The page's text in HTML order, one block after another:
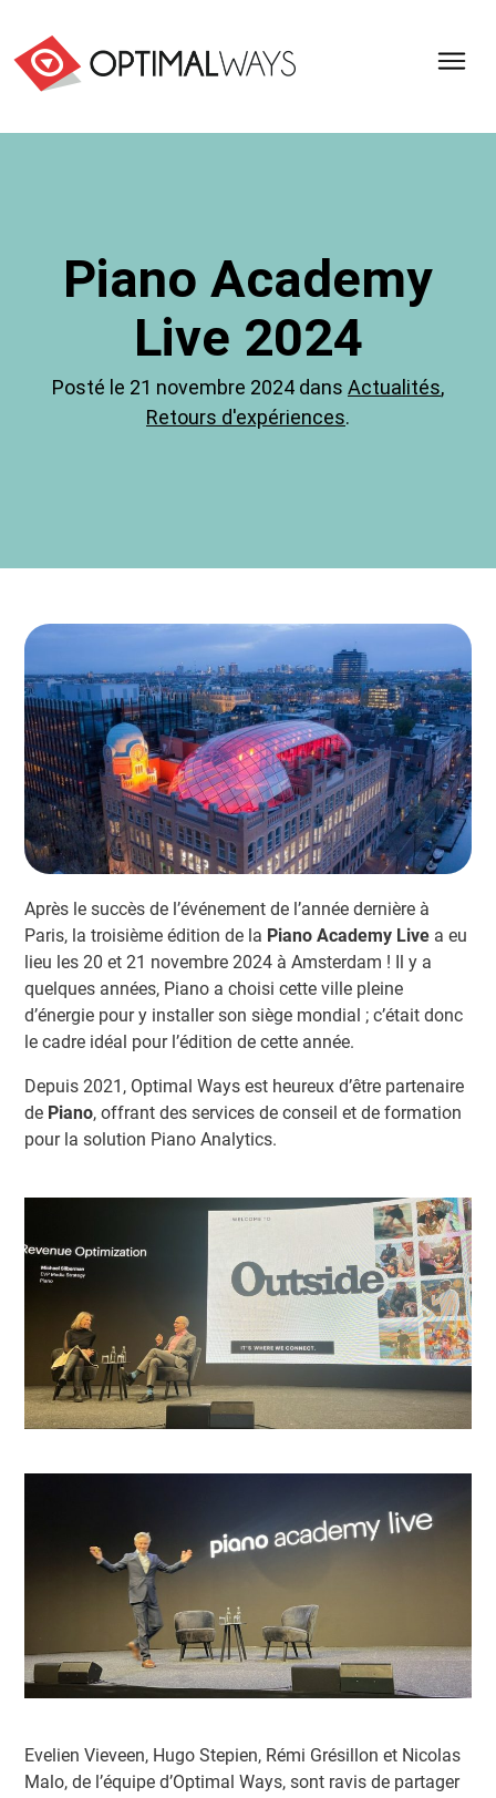
Ways,
d'optimisation
Piano Academy
Live 2024
Posté le 21 novembre 2024 dans Actualités,
Retours d'expériences.
Après le succès de l’événement de l’année dernière à
Paris, la troisième édition de la Piano Academy Live a eu
lieu les 20 et 21 novembre 2024 à Amsterdam ! Il y a
quelques années, Piano a choisi cette ville pleine
d’énergie pour y installer son siège mondial ; c’était donc
le cadre idéal pour l’édition de cette année.
Depuis 2021, Optimal Ways est heureux d’être partenaire
de Piano, offrant des services de conseil et de formation
pour la solution Piano Analytics.
Evelien Vieveen, Hugo Stepien, Rémi Grésillon et Nicolas
Malo, de l’équipe d’Optimal Ways, sont ravis de partager